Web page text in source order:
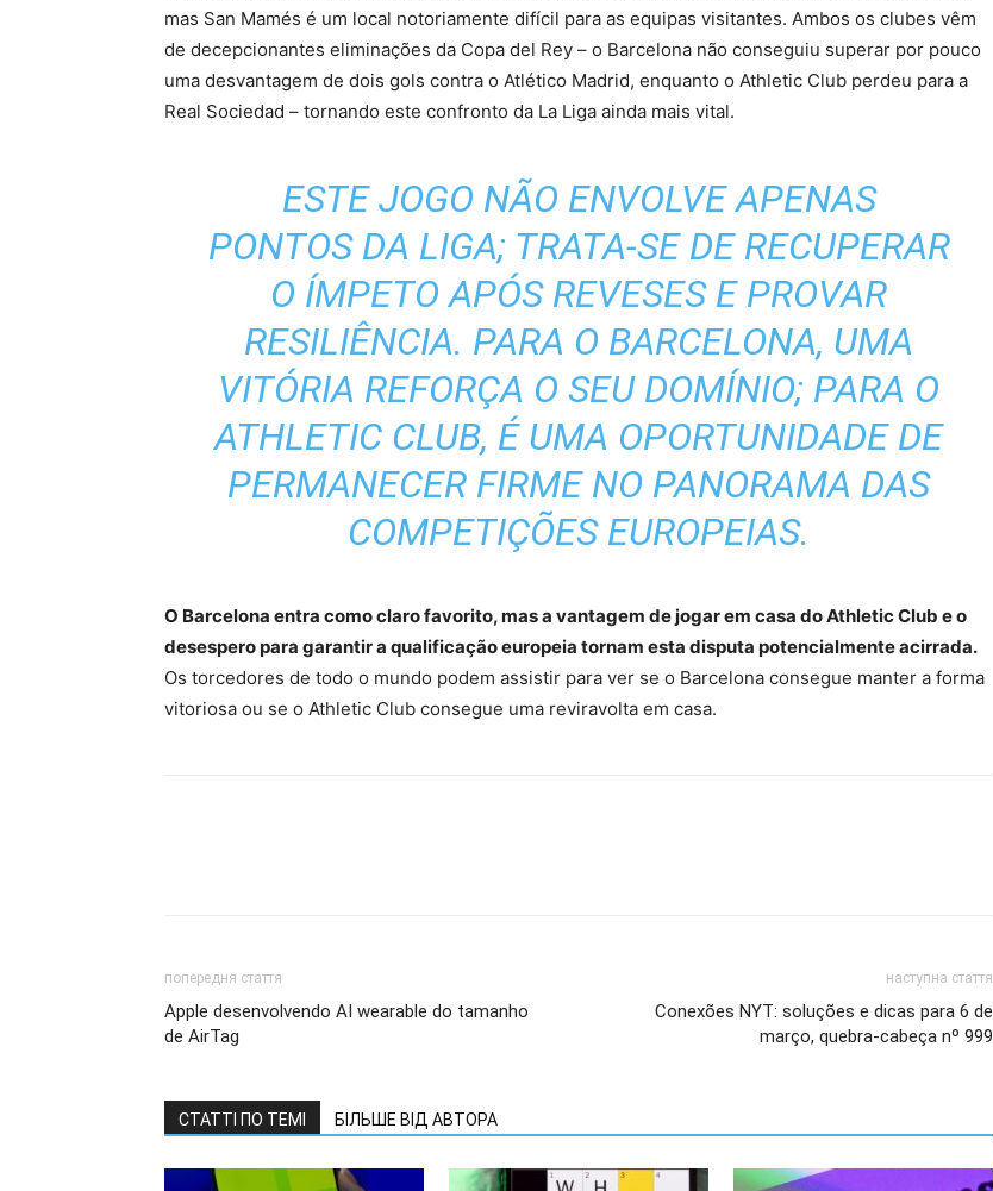
mas San Mamés é um local notoriamente difícil para as equipas visitantes. Ambos os clubes vêm
de decepcionantes eliminações da Copa del Rey – o Barcelona não conseguiu superar por pouco
uma desvantagem de dois gols contra o Atlético Madrid, enquanto o Athletic Club perdeu para a
Real Sociedad – tornando este confronto da La Liga ainda mais vital.
ESTE JOGO NÃO ENVOLVE APENAS
PONTOS DA LIGA; TRATA-SE DE RECUPERAR
O ÍMPETO APÓS REVESES E PROVAR
RESILIÊNCIA. PARA O BARCELONA, ​​UMA
VITÓRIA REFORÇA O SEU DOMÍNIO; PARA O
ATHLETIC CLUB, É UMA OPORTUNIDADE DE
PERMANECER FIRME NO PANORAMA DAS
COMPETIÇÕES EUROPEIAS.
O Barcelona entra como claro favorito, mas a vantagem de jogar em casa do Athletic Club e o
desespero para garantir a qualificação europeia tornam esta disputa potencialmente acirrada.
Os torcedores de todo o mundo podem assistir para ver se o Barcelona consegue manter a forma
vitoriosa ou se o Athletic Club consegue uma reviravolta em casa.
попередня стаття
Apple desenvolvendo AI wearable do tamanho
de AirTag
наступна стаття
Conexões NYT: soluções e dicas para 6 de
março, quebra-cabeça nº 999
СТАТТІ ПО ТЕМІ БІЛЬШЕ ВІД АВТОРА